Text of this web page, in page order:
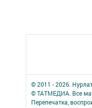
© 2011 - 2026.
© ТАТМЕДИА. Все
Перепечатка,